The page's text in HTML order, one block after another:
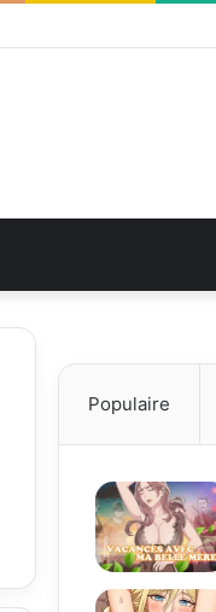
Populaire